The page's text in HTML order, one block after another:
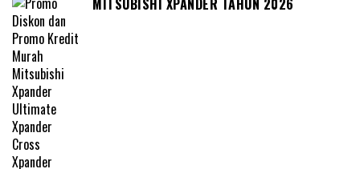
MITSUBISHI XPANDER TAHUN 2026